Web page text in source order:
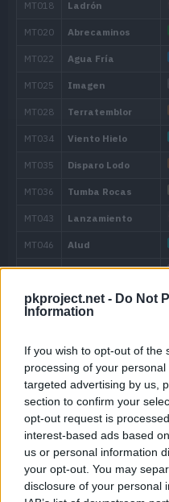
pkproject.net - Do Not
Information
If you wish to opt-out of the
processing of your
targeted advertising by us,
section to confirm your
opt-out request is
interest-based ads based
us or personal information
your opt-out. You may
disclosure of your personal
12 Niebla
12 Neblina
16 Atizar
28 Acua Cola
40 Amnesia
52 Terremoto
Movimiento
Cede Paso